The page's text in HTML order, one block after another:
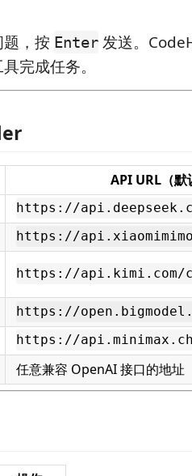
，按 Enter 发送。
完成任务。
API URL（默
https://
https://
https://api.kimi.com/
https://
https://
任意兼容 OpenAI 接口的地址